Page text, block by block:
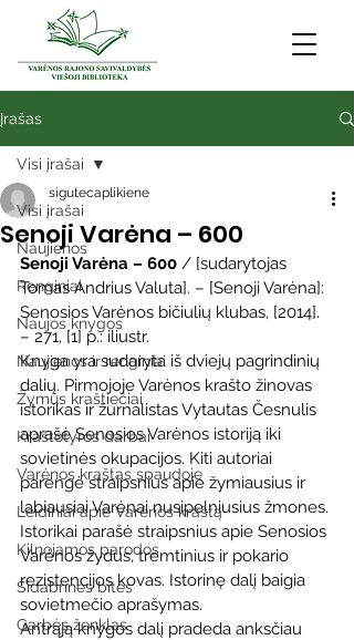
Įrašas
Visi įrašai
Naujienos
Renginiai
Naujos knygos
Naujienos ir renginiai
Žymūs kraštiečiai
Kraštotyros darbai
Varėnos kraštas spaudoje
Leidiniai apie Varėnos kraštą
Kilnojamos parodos
Sidabrinės bitės
Garbės ženklas
Visi įrašai
Senoji Varėna – 600
sigutecaplikiene
Senoji Varėna – 600 / [sudarytojas
Tomas Andrius Valuta]. – [Senoji Varėna]:
Senosios Varėnos bičiulių klubas, [2014].
– 271, [1] p.: iliustr.
Knyga yra sudaryta iš dviejų pagrindinių
dalių. Pirmojoje Varėnos krašto žinovas
istorikas ir žurnalistas Vytautas Česnulis
aprašė Senosios Varėnos istoriją iki
sovietinės okupacijos. Kiti autoriai
parengė straipsnius apie žymiausius ir
labiausiai Varėnai nusipelniusius žmones.
Istorikai parašė straipsnius apie Senosios
Varėnos žydus, tremtinius ir pokario
rezistencijos kovas. Istorinę dalį baigia
sovietmečio aprašymas.
Antrąją knygos dalį pradeda anksčiau